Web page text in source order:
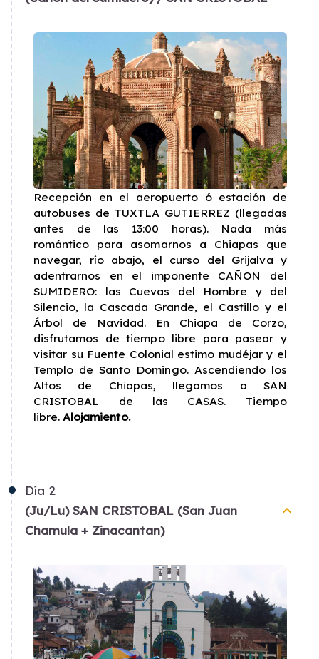
Recepción en el aeropuerto ó estación de
autobuses de TUXTLA GUTIERREZ (llegadas
antes de las 13:00 horas). Nada más
romántico para asomarnos a Chiapas que
navegar, río abajo, el curso del Grijalva y
adentrarnos en el imponente CAÑON del
SUMIDERO: las Cuevas del Hombre y del
Silencio, la Cascada Grande, el Castillo y el
Árbol de Navidad. En Chiapa de Corzo,
disfrutamos de tiempo libre para pasear y
visitar su Fuente Colonial estimo mudéjar y el
Templo de Santo Domingo. Ascendiendo los
Altos de Chiapas, llegamos a SAN
CRISTOBAL de las CASAS. Tiempo
libre.Alojamiento.
Día 2
(Ju/Lu) SAN CRISTOBAL (San Juan
Chamula + Zinacantan)
keyboard_arrow_up